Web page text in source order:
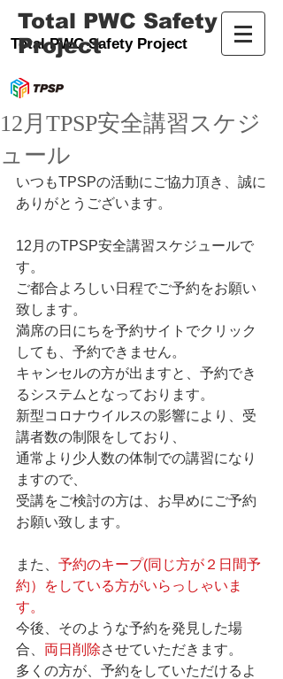
Total PWC Safety Project
Total PWC Safety
Project
12月TPSP安全講習スケジ
ュール
いつもTPSPの活動にご協力頂き、誠に
ありがとうございます。
12月のTPSP安全講習スケジュールで
す。
ご都合よろしい日程でご予約をお願い
致します。
満席の日にちを予約サイトでクリック
しても、予約できません。
キャンセルの方が出ますと、予約でき
るシステムとなっております。
新型コロナウイルスの影響により、受
講者数の制限をしており、
通常より少人数の体制での講習になり
ますので、
受講をご検討の方は、お早めにご予約
お願い致します。
また、 予約のキープ(同じ方が２日間予
約）をしている方がいらっしゃいま
す。
今後、そのような予約を発見した場
合、 両日削除させていただきます。
多くの方が、予約をしていただけるよ